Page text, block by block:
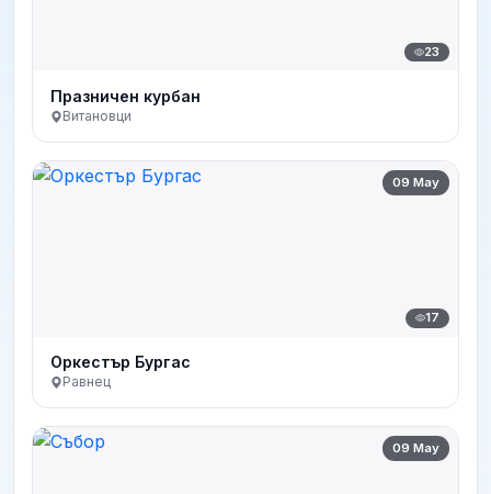
23
Празничен курбан
Витановци
09 May
17
Оркестър Бургас
Равнец
09 May